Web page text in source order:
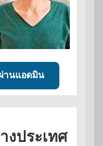
านแอดมิน
งประเทศ